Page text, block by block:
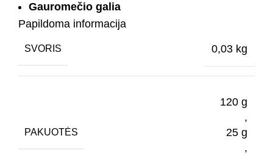
Gauromečio galia
Papildoma informacija
SVORIS 0,03 kg
PAKUOTĖS
120 g
,
25 g
,